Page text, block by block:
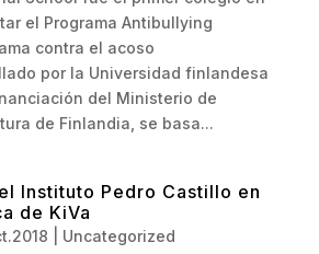
el Programa Antibullying
contra el acoso
por la Universidad finlandesa
del Ministerio de
de Finlandia, se basa...
Instituto Pedro Castillo en
de KiVa
Uncategorized